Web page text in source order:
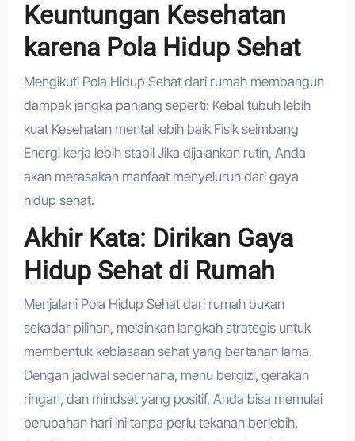
Keuntungan Kesehatan
karena Pola Hidup Sehat
Mengikuti Pola Hidup Sehat dari rumah membangun
dampak jangka panjang seperti: Kebal tubuh lebih
kuat Kesehatan mental lebih baik Fisik seimbang
Energi kerja lebih stabil Jika dijalankan rutin, Anda
akan merasakan manfaat menyeluruh dari gaya
hidup sehat.
Akhir Kata: Dirikan Gaya
Hidup Sehat di Rumah
Menjalani Pola Hidup Sehat dari rumah bukan
sekadar pilihan, melainkan langkah strategis untuk
membentuk kebiasaan sehat yang bertahan lama.
Dengan jadwal sederhana, menu bergizi, gerakan
ringan, dan mindset yang positif, Anda bisa memulai
perubahan hari ini tanpa perlu tekanan berlebih.